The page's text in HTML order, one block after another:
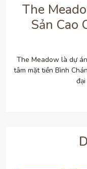
The
Sản Cao
The Meadow là dự
tâm mặt tiền Bình